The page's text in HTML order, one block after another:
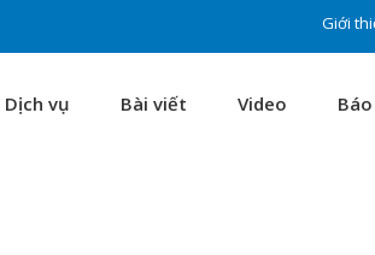
Giới
Dịch vụ Bài viết Video